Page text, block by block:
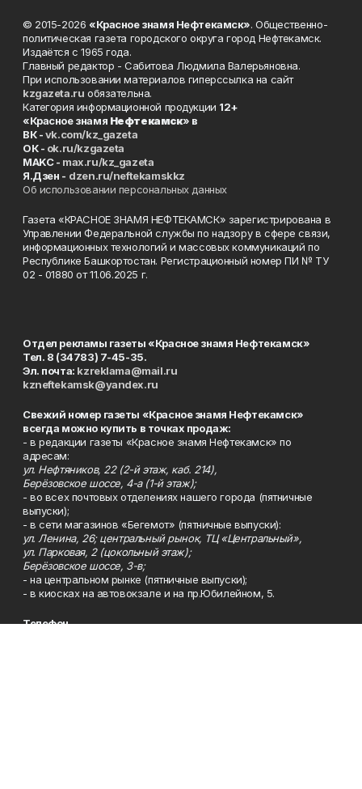
© 2015-2026 «Красное знамя Нефтекамск». Общественно-
политическая газета городского округа город Нефтекамск.
Издаётся с 1965 года.
Главный редактор - Сабитова Людмила Валерьяновна.
При использовании материалов гиперссылка на сайт
kzgazeta.ru обязательна.
Категория информационной продукции 12+
«Красное знамя Нефтекамск» в
ВК -vk.com/kz_gazeta
ОК - ok.ru/kzgazeta
MAKC - max.ru/kz_gazeta
Я.Дзен - dzen.ru/neftekamskkz
Об использовании персональных данных
Газета «КРАСНОЕ ЗНАМЯ НЕФТЕКАМСК» зарегистрирована в
Управлении Федеральной службы по надзору в сфере связи,
информационных технологий и массовых коммуникаций по
Республике Башкортостан. Регистрационный номер ПИ № ТУ
02 - 01880 от 11.06.2025 г.
Отдел рекламы газеты «Красное знамя Нефтекамск»
Тел. 8 (34783) 7-45-35.
Эл. почта: kzreklama@mail.ru
kzneftekamsk@yandex.ru
Свежий номер газеты «Красное знамя Нефтекамск»
всегда можно купить в точках продаж:
- в редакции газеты «Красное знамя Нефтекамск» по
адресам:
ул. Нефтяников, 22 (2-й этаж, каб. 214),
Берёзовское шоссе, 4-а (1-й этаж);
- во всех почтовых отделениях нашего города (пятничные
выпуски);
- в сети магазинов «Бегемот» (пятничные выпуски):
ул. Ленина, 26; центральный рынок, ТЦ «Центральный»,
ул. Парковая, 2 (цокольный этаж);
Берёзовское шоссе, 3-в;
- на центральном рынке (пятничные выпуски);
- в киосках на автовокзале и на пр.Юбилейном, 5.
Телефон